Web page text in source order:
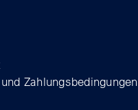
Zahlungsbedingungen